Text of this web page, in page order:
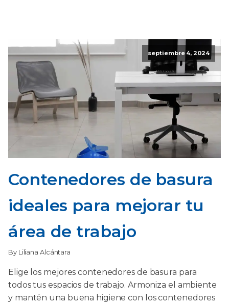
septiembre 4, 2024
Contenedores de basura
ideales para mejorar tu
área de trabajo
By Liliana Alcántara
Elige los mejores contenedores de basura para
todos tus espacios de trabajo. Armoniza el ambiente
y mantén una buena higiene con los contenedores